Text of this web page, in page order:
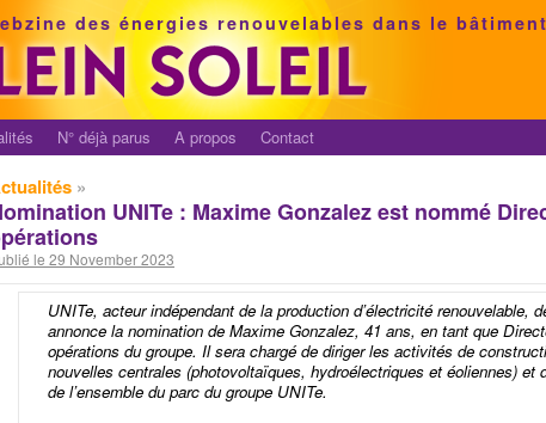
des énergies renouvelables dans le bâtiment
N° déjà parus A propos Contact
»
UNITe : Maxime Gonzalez est nommé
le 29 November 2023
UNITe, acteur indépendant de la production d’électricité renouvelable,
annonce la nomination de Maxime Gonzalez, 41 ans, en tant que
opérations du groupe. Il sera chargé de diriger les activités de
nouvelles centrales (photovoltaïques, hydroélectriques et éoliennes) et
de l’ensemble du parc du groupe UNITe.